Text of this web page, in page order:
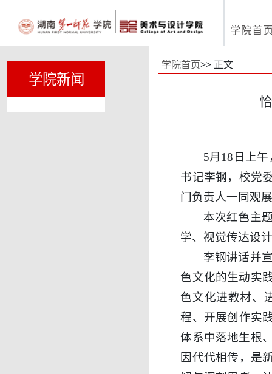
学院首
学院新闻
学院首页>> 正文
5月18日上
书记李钢，校党
门负责人一同观
本次红色主
学、视觉传达设
李钢讲话并
色文化的生动实
色文化进教材、
程、开展创作实
体系中落地生根
因代代相传，是